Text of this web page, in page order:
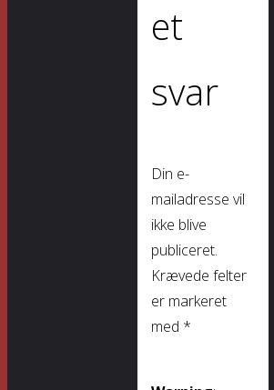
et
svar
Din e-
mailadresse vil
ikke blive
publiceret.
Krævede felter
er markeret
med *